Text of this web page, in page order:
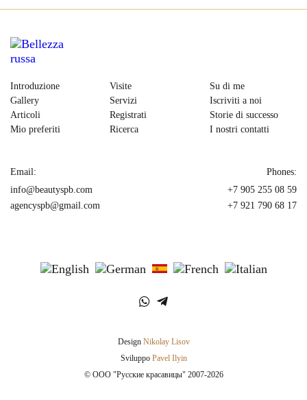
Introduzione
Gallery
Articoli
Mio preferiti
Visite
Servizi
Registrati
Ricerca
Su di me
Iscriviti a noi
Storie di successo
I nostri contatti
Email:
info@beautyspb.com
agencyspb@gmail.com
Phones:
+7 905 255 08 59
+7 921 790 68 17
Design Nikolay Lisov
© OOO "Русские красавицы" 2007-2026
Sviluppo Pavel Ilyin